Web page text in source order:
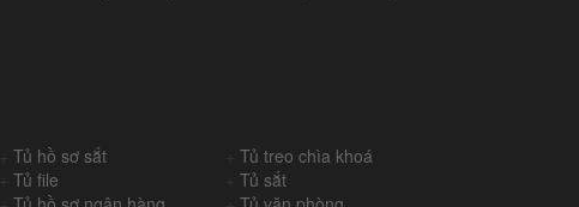
+Tủ hồ sơ sắt
Tủ treo chìa khoá
+Tủ file
Tủ sắt